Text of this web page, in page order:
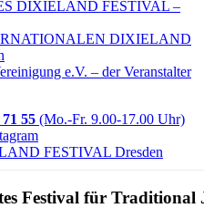
DIXIELAND FESTIVAL –
DIXIELAND
e.V. – der Veranstalter
55 (Mo.-Fr. 9.00-17.00 Uhr)
Festival für Traditional